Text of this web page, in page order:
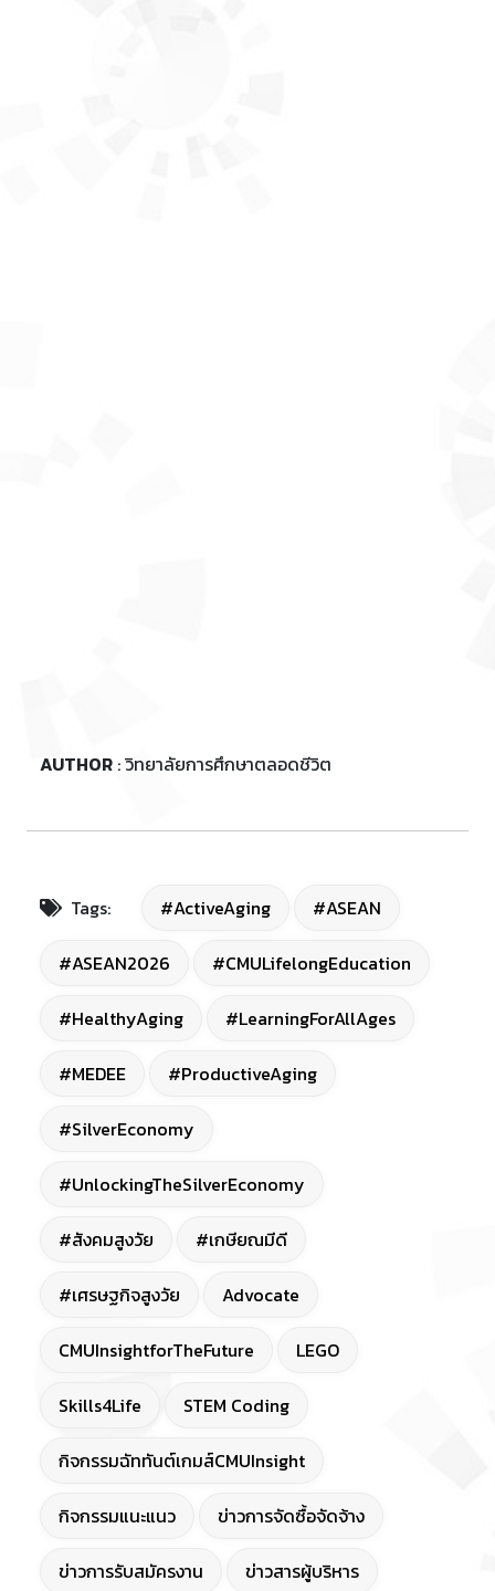
AUTHOR : วิทยาลัยการศึกษาตลอดชีวิต
Tags: #ActiveAging #ASEAN
#ASEAN2026 #CMULifelongEducation
#HealthyAging #LearningForAllAges
#MEDEE #ProductiveAging
#SilverEconomy
#UnlockingTheSilverEconomy
#สังคมสูงวัย #เกษียณมีดี
#เศรษฐกิจสูงวัย Advocate
CMUInsightforTheFuture LEGO
Skills4Life STEM Coding
กิจกรรมฉัททันต์เกมส์CMUInsight
กิจกรรมแนะแนว ข่าวการจัดซื้อจัดจ้าง
ข่าวการรับสมัครงาน ข่าวสารผู้บริหาร